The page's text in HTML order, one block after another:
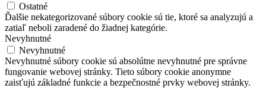
Ostatné
Ďalšie nekategorizované súbory cookie sú tie, ktoré sa analyzujú a
zatiaľ neboli zaradené do žiadnej kategórie.
Nevyhnutné
Nevyhnutné
Nevyhnutné súbory cookie sú absolútne nevyhnutné pre správne
fungovanie webovej stránky. Tieto súbory cookie anonymne
zaisťujú základné funkcie a bezpečnostné prvky webovej stránky.